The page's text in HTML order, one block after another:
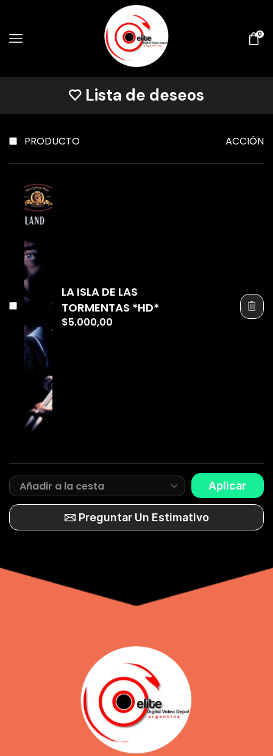
0
Lista de deseos
PRODUCTO ACCIÓN
LA ISLA DE LAS
TORMENTAS *HD*
$5.000,00
Aplicar
Preguntar Un Estimativo